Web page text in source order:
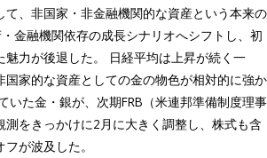
て、非国家・非金融機関的な資産という本来の
金融機関依存の成長シナリオへシフトし、初
魅力が後退した。 日経平均は上昇が続く一
国家的な資産としての金の物色が相対的に強か
いた金・銀が、次期FRB（米連邦準備制度理事
測をきっかけに2月に大きく調整し、株式も含
が波及した。